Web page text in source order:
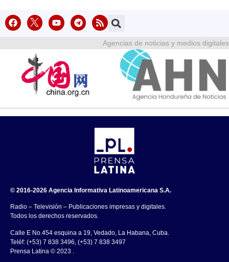
Agencias de noticias y medios digitales
© 2016-2026 Agencia Informativa Latinoamericana S.A.
Radio – Televisión – Publicaciones impresas y digitales.
Todos los derechos reservados.
Calle E No.454 esquina a 19, Vedado, La Habana, Cuba.
Teléf: (+53) 7 838 3496, (+53) 7 838 3497
Prensa Latina © 2023 .